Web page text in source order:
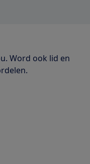
Word ook lid en